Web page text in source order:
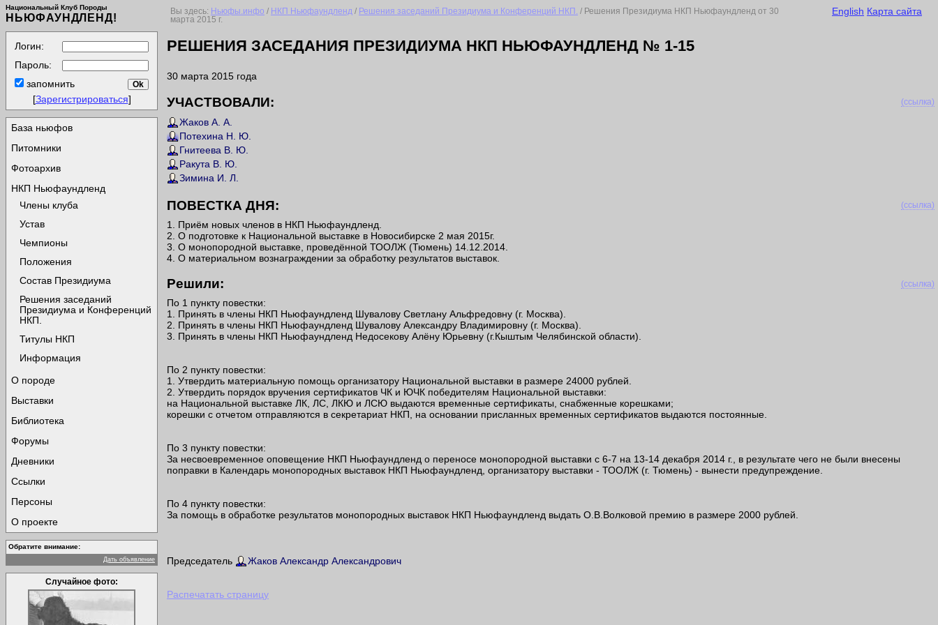
Национальный Клуб Породы
НЬЮФАУНДЛЕНД!
Логин:
Пароль:
запомнить
[Зарегистрироваться]
База ньюфов
Питомники
Фотоархив
НКП Ньюфаундленд
Члены клуба
Устав
Чемпионы
Положения
Состав Президиума
Решения заседаний
Президиума и Конференций
НКП.
Титулы НКП
Информация
О породе
Выставки
Библиотека
Форумы
Дневники
Ссылки
Персоны
О проекте
Обратите внимание:
Дать объявление
Случайное фото:
English Карта сайта
Вы здесь: Ньюфы.инфо / НКП Ньюфаундленд / Решения заседаний Президиума и Конференций НКП.
/ Решения Президиума НКП Ньюфаундленд от 30
марта 2015 г.
РЕШЕНИЯ ЗАСЕДАНИЯ ПРЕЗИДИУМА НКП НЬЮФАУНДЛЕНД № 1-15
30 марта 2015 года
(ссылка)
УЧАСТВОВАЛИ:
Жаков А. А.
Потехина Н. Ю.
Гнитеева В. Ю.
Ракута В. Ю.
Зимина И. Л.
(ссылка)
ПОВЕСТКА ДНЯ:
1. Приём новых членов в НКП Ньюфаундленд.
2. О подготовке к Национальной выставке в Новосибирске 2 мая 2015г.
3. О монопородной выставке, проведённой ТООЛЖ (Тюмень) 14.12.2014.
4. О материальном вознаграждении за обработку результатов выставок.
(ссылка)
Решили:
По 1 пункту повестки:
1. Принять в члены НКП Ньюфаундленд Шувалову Светлану Альфредовну (г. Москва).
2. Принять в члены НКП Ньюфаундленд Шувалову Александру Владимировну (г. Москва).
3. Принять в члены НКП Ньюфаундленд Недосекову Алёну Юрьевну (г.Кыштым Челябинской области).
По 2 пункту повестки:
1. Утвердить материальную помощь организатору Национальной выставки в размере 24000 рублей.
2. Утвердить порядок вручения сертификатов ЧК и ЮЧК победителям Национальной выставки:
на Национальной выставке ЛК, ЛС, ЛКЮ и ЛСЮ выдаются временные сертификаты, снабженные корешками;
корешки с отчетом отправляются в секретариат НКП, на основании присланных временных сертификатов выдаются постоянные.
По 3 пункту повестки:
За несвоевременное оповещение НКП Ньюфаундленд о переносе монопородной выставки с 6-7 на 13-14 декабря 2014 г., в результате чего не были внесены
поправки в Календарь монопородных выставок НКП Ньюфаундленд, организатору выставки - ТООЛЖ (г. Тюмень) - вынести предупреждение.
По 4 пункту повестки:
За помощь в обработке результатов монопородных выставок НКП Ньюфаундленд выдать О.В.Волковой премию в размере 2000 рублей.
Председатель Жаков Александр Александрович
Распечатать страницу